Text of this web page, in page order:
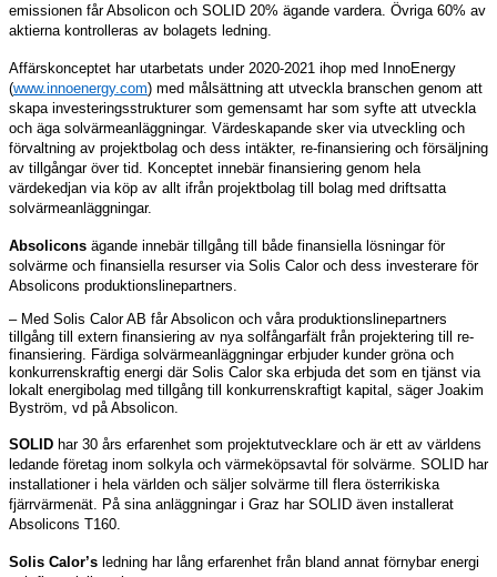
emissionen får Absolicon och SOLID 20% ägande vardera. Övriga 60% av
aktierna kontrolleras av bolagets ledning.
Affärskonceptet har utarbetats under 2020-2021 ihop med InnoEnergy
(www.innoenergy.com) med målsättning att utveckla branschen genom att
skapa investeringsstrukturer som gemensamt har som syfte att utveckla
och äga solvärmeanläggningar. Värdeskapande sker via utveckling och
förvaltning av projektbolag och dess intäkter, re-finansiering och försäljning
av tillgångar över tid. Konceptet innebär finansiering genom hela
värdekedjan via köp av allt ifrån projektbolag till bolag med driftsatta
solvärmeanläggningar.
Absolicons ägande innebär tillgång till både finansiella lösningar för
solvärme och finansiella resurser via Solis Calor och dess investerare för
Absolicons produktionslinepartners.
– Med Solis Calor AB får Absolicon och våra produktionslinepartners
tillgång till extern finansiering av nya solfångarfält från projektering till re-
finansiering. Färdiga solvärmeanläggningar erbjuder kunder gröna och
konkurrenskraftig energi där Solis Calor ska erbjuda det som en tjänst via
lokalt energibolag med tillgång till konkurrenskraftigt kapital, säger Joakim
Byström, vd på Absolicon.
SOLID har 30 års erfarenhet som projektutvecklare och är ett av världens
ledande företag inom solkyla och värmeköpsavtal för solvärme. SOLID har
installationer i hela världen och säljer solvärme till flera österrikiska
fjärrvärmenät. På sina anläggningar i Graz har SOLID även installerat
Absolicons T160.
Solis Calor’s ledning har lång erfarenhet från bland annat förnybar energi